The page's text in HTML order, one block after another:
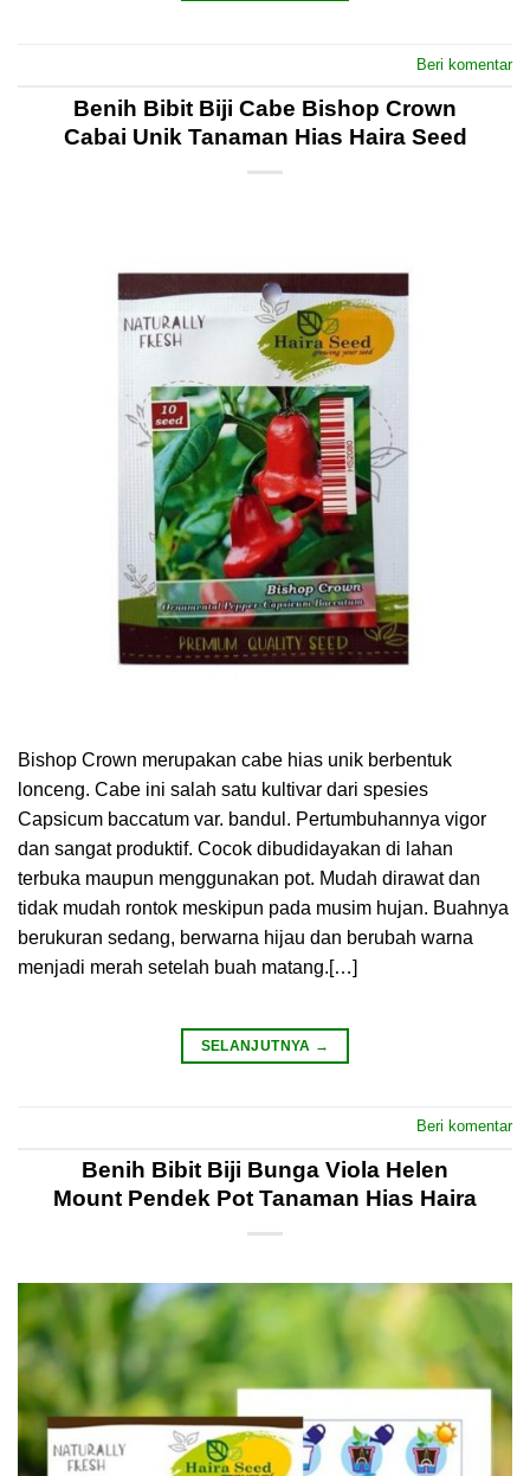
Beri komentar
Benih Bibit Biji Cabe Bishop Crown
Cabai Unik Tanaman Hias Haira Seed
Bishop Crown merupakan cabe hias unik berbentuk
lonceng. Cabe ini salah satu kultivar dari spesies
Capsicum baccatum var. bandul. Pertumbuhannya vigor
dan sangat produktif. Cocok dibudidayakan di lahan
terbuka maupun menggunakan pot. Mudah dirawat dan
tidak mudah rontok meskipun pada musim hujan. Buahnya
berukuran sedang, berwarna hijau dan berubah warna
menjadi merah setelah buah matang.[…]
SELANJUTNYA →
Beri komentar
Benih Bibit Biji Bunga Viola Helen
Mount Pendek Pot Tanaman Hias Haira